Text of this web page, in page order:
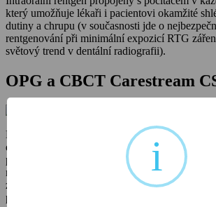
který umožňuje lékaři i pacientovi okamžité
dutiny a chrupu (v současnosti jde o
rentgenování při minimální expozicí RTG
světový trend v dentální radiografii).
OPG a CBCT Carestream
Kvalitní rentgenový snímek je naprosto nutný
diagnostiku, je nedílnou součástí komplexního
prohlídce. Lékař bez něj není schopen odhalit
nemůže posoudit stav závěsného aparátu zubu,
záněty kolem zubních kořenů, je nezbytný i pro
prevenci.
i